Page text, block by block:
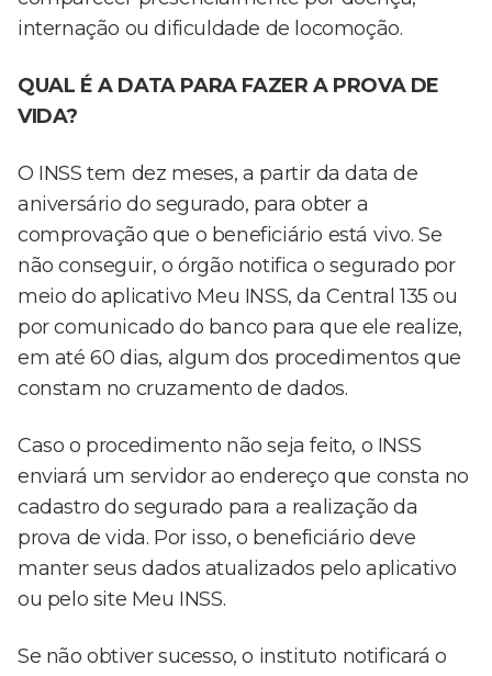
internação ou dificuldade de locomoção.
QUAL É A DATA PARA FAZER A PROVA DE
VIDA?
O INSS tem dez meses, a partir da data de
aniversário do segurado, para obter a
comprovação que o beneficiário está vivo. Se
não conseguir, o órgão notifica o segurado por
meio do aplicativo Meu INSS, da Central 135 ou
por comunicado do banco para que ele realize,
em até 60 dias, algum dos procedimentos que
constam no cruzamento de dados.
Caso o procedimento não seja feito, o INSS
enviará um servidor ao endereço que consta no
cadastro do segurado para a realização da
prova de vida. Por isso, o beneficiário deve
manter seus dados atualizados pelo aplicativo
ou pelo site Meu INSS.
Se não obtiver sucesso, o instituto notificará o